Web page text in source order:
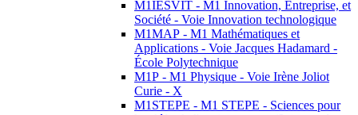
M1IESVIT - M1 Innovation, Entreprise, et
Société - Voie Innovation technologique
M1MAP - M1 Mathématiques et
Applications - Voie Jacques Hadamard -
École Polytechnique
M1P - M1 Physique - Voie Irène Joliot
Curie - X
M1STEPE - M1 STEPE - Sciences pour